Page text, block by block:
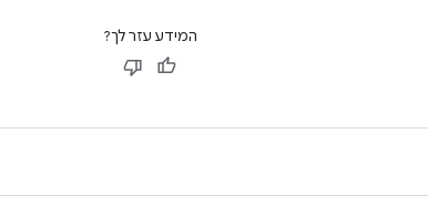
המידע עזר לך?